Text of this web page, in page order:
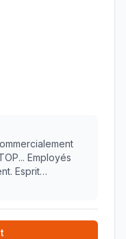
Employés
Esprit
peux que